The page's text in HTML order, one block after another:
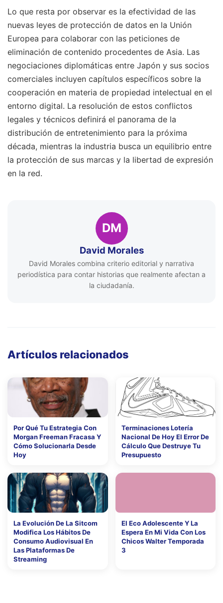
Lo que resta por observar es la efectividad de las
nuevas leyes de protección de datos en la Unión
Europea para colaborar con las peticiones de
eliminación de contenido procedentes de Asia. Las
negociaciones diplomáticas entre Japón y sus socios
comerciales incluyen capítulos específicos sobre la
cooperación en materia de propiedad intelectual en el
entorno digital. La resolución de estos conflictos
legales y técnicos definirá el panorama de la
distribución de entretenimiento para la próxima
década, mientras la industria busca un equilibrio entre
la protección de sus marcas y la libertad de expresión
en la red.
DM
David Morales
David Morales combina criterio editorial y narrativa
periodística para contar historias que realmente afectan a
la ciudadanía.
Artículos relacionados
Por Qué Tu Estrategia Con
Morgan Freeman Fracasa Y
Cómo Solucionarla Desde
Hoy
Terminaciones Lotería
Nacional De Hoy El Error De
Cálculo Que Destruye Tu
Presupuesto
La Evolución De La Sitcom
Modifica Los Hábitos De
Consumo Audiovisual En
Las Plataformas De
Streaming
El Eco Adolescente Y La
Espera En Mi Vida Con Los
Chicos Walter Temporada
3